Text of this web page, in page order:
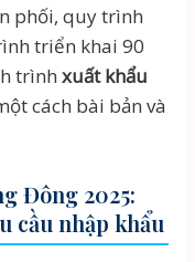
phối, quy trình
triển khai 90
trình xuất khẩu
cách bài bản và
Đông 2025:
cầu nhập khẩu